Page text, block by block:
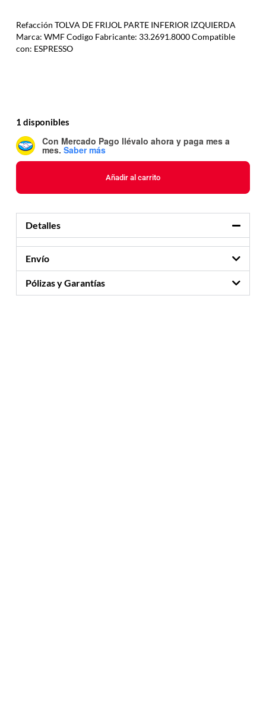
Refacción TOLVA DE FRIJOL PARTE INFERIOR IZQUIERDA
Marca: WMF Codigo Fabricante: 33.2691.8000 Compatible
con: ESPRESSO
1 disponibles
Con Mercado Pago llévalo ahora y paga mes a
mes. Saber más
Añadir al carrito
Detalles
Envío
Pólizas y Garantías